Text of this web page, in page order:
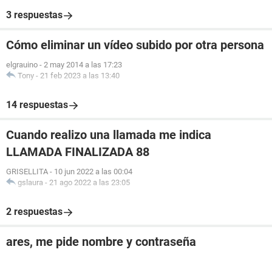
3 respuestas
Cómo eliminar un vídeo subido por otra persona
elgrauino - 2 may 2014 a las 17:23
Tony - 21 feb 2023 a las 13:40
14 respuestas
Cuando realizo una llamada me indica
LLAMADA FINALIZADA 88
GRISELLITA - 10 jun 2022 a las 00:04
gslaura - 21 ago 2022 a las 23:05
2 respuestas
ares, me pide nombre y contraseña